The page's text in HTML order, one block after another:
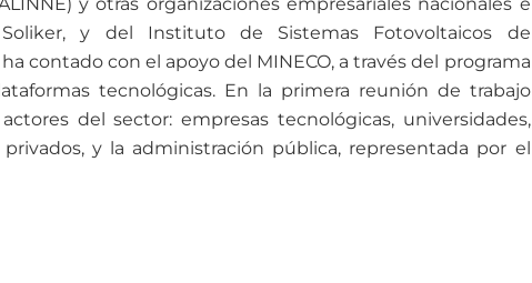
y del Instituto de Sistemas Fotovoltaicos de
contado con el apoyo del MINECO, a través del programa
tecnológicas. En la primera reunión de trabajo
del sector: empresas tecnológicas, universidades,
y la administración pública, representada por el